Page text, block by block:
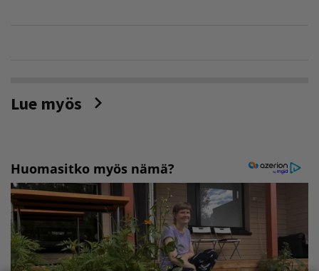
Lue myös